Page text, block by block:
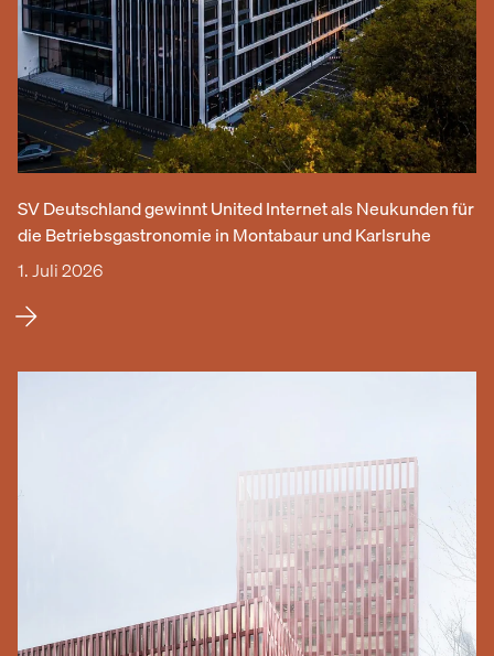
SV Deutschland gewinnt United Internet als Neukunden für
die Betriebsgastronomie in Montabaur und Karlsruhe
1. Juli 2026